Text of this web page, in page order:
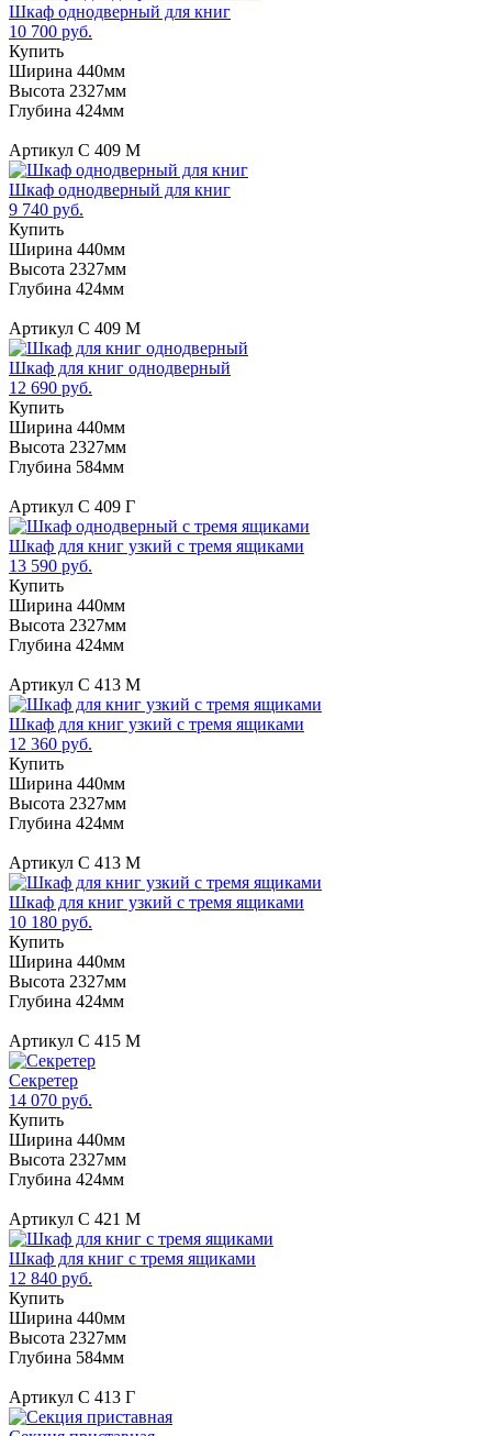
Шкаф однодверный для книг
10 700 руб.
Купить
Ширина 440мм
Высота 2327мм
Глубина 424мм
Артикул С 409 М
Шкаф однодверный для книг
9 740 руб.
Купить
Ширина 440мм
Высота 2327мм
Глубина 424мм
Артикул С 409 М
Шкаф для книг однодверный
12 690 руб.
Купить
Ширина 440мм
Высота 2327мм
Глубина 584мм
Артикул С 409 Г
Шкаф для книг узкий с тремя ящиками
13 590 руб.
Купить
Ширина 440мм
Высота 2327мм
Глубина 424мм
Артикул С 413 М
Шкаф для книг узкий с тремя ящиками
12 360 руб.
Купить
Ширина 440мм
Высота 2327мм
Глубина 424мм
Артикул С 413 М
Шкаф для книг узкий с тремя ящиками
10 180 руб.
Купить
Ширина 440мм
Высота 2327мм
Глубина 424мм
Артикул С 415 М
Секретер
14 070 руб.
Купить
Ширина 440мм
Высота 2327мм
Глубина 424мм
Артикул С 421 М
Шкаф для книг с тремя ящиками
12 840 руб.
Купить
Ширина 440мм
Высота 2327мм
Глубина 584мм
Артикул С 413 Г